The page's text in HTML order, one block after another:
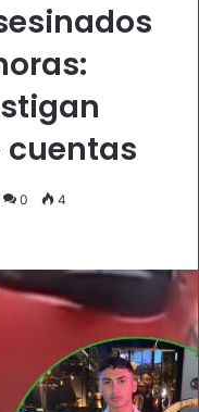
cuentas
0 4